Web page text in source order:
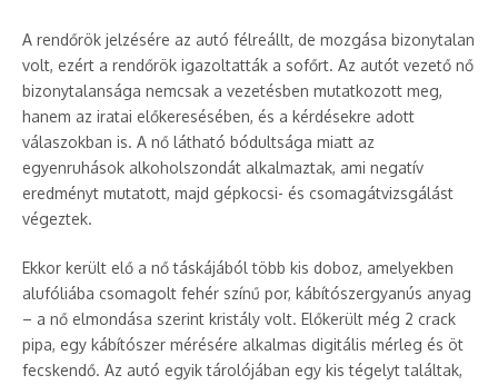
A rendőrök jelzésére az autó félreállt, de mozgása bizonytalan
volt, ezért a rendőrök igazoltatták a sofőrt. Az autót vezető nő
bizonytalansága nemcsak a vezetésben mutatkozott meg,
hanem az iratai előkeresésében, és a kérdésekre adott
válaszokban is. A nő látható bódultsága miatt az
egyenruhások alkoholszondát alkalmaztak, ami negatív
eredményt mutatott, majd gépkocsi- és csomagátvizsgálást
végeztek.
Ekkor került elő a nő táskájából több kis doboz, amelyekben
alufóliába csomagolt fehér színű por, kábítószergyanús anyag
– a nő elmondása szerint kristály volt. Előkerült még 2 crack
pipa, egy kábítószer mérésére alkalmas digitális mérleg és öt
fecskendő. Az autó egyik tárolójában egy kis tégelyt találtak,